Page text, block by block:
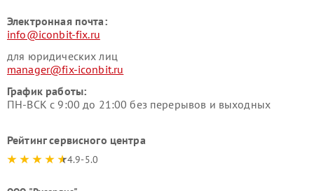
Электронная почта:
info@iconbit-fix.ru
для юридических лиц
manager@fix-iconbit.ru
График работы:
ПН-ВСК с 9:00 до 21:00 без перерывов и выходных
Рейтинг сервисного центра
4.9-5.0